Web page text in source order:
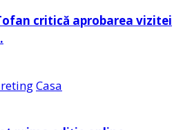
critică aprobarea vizitei
Casa